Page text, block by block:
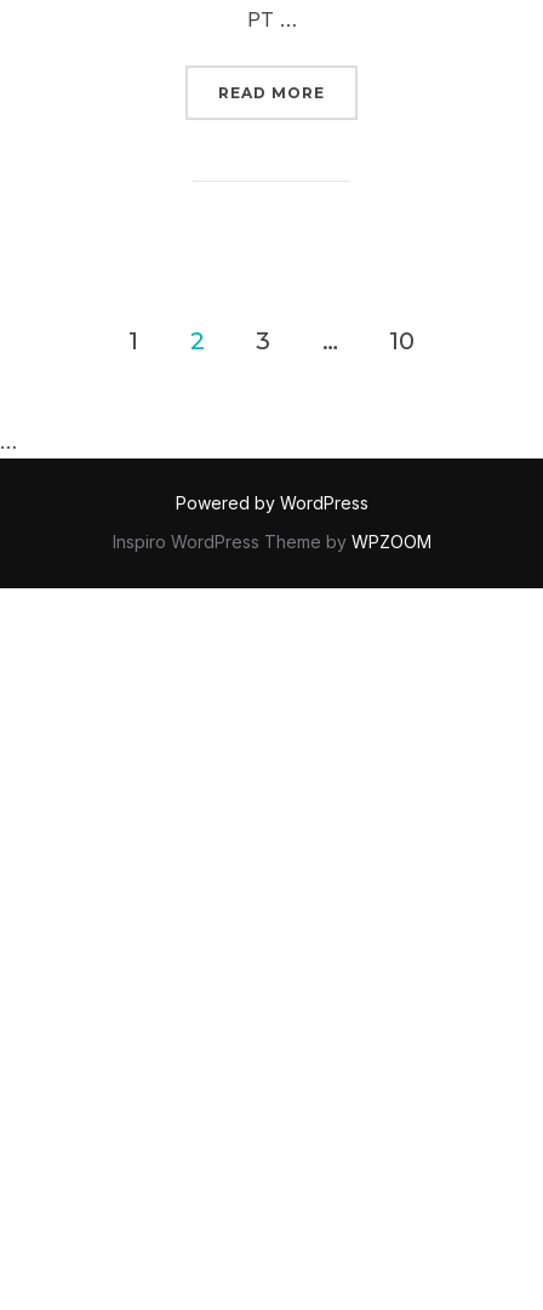
PT …
READ MORE
1 2 3 … 10
…
Powered by WordPress
Inspiro WordPress Theme by WPZOOM